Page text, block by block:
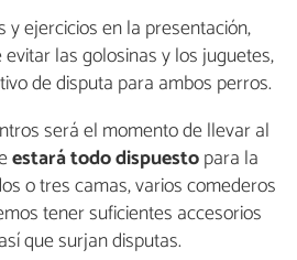
y ejercicios en la presentación,
las golosinas y los juguetes,
de disputa para ambos perros.
será el momento de llevar al
estará todo dispuestopara la
o tres camas, varios comederos
tener suficientes accesorios
que surjan disputas.